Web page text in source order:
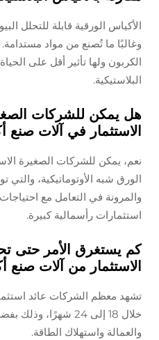
الأكياس الورقية قابلة للتحلل
وغالبًا ما تُصنع من مواد
الكربون ولها تأثير أقل على
البلاستيكية.
هل يمكن للشركات
الاستثمار في آلات صنع
نعم، يمكن للشركات الصغيرة
الورق شبه الأوتوماتيكية، والتي
والمرونة في التعامل مع
استثمارات رأسمالية كبيرة.
كم يستغرق الأمر حتى
الاستثمار من آلات صنع
تشهد معظم الشركات عائد
خلال 18 إلى 24 شهرًا،
والعمالة واستهلاك الطاقة.